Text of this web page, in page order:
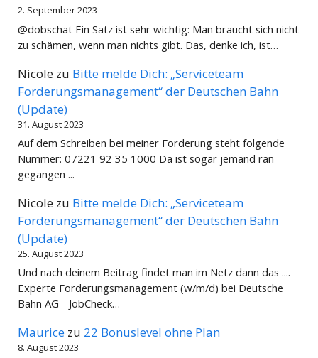
2. September 2023
@dobschat Ein Satz ist sehr wichtig: Man braucht sich nicht
zu schämen, wenn man nichts gibt. Das, denke ich, ist…
Nicole zu Bitte melde Dich: „Serviceteam
Forderungsmanagement“ der Deutschen Bahn
(Update)
31. August 2023
Auf dem Schreiben bei meiner Forderung steht folgende
Nummer: 07221 92 35 1000 Da ist sogar jemand ran
gegangen ...
Nicole zu Bitte melde Dich: „Serviceteam
Forderungsmanagement“ der Deutschen Bahn
(Update)
25. August 2023
Und nach deinem Beitrag findet man im Netz dann das ....
Experte Forderungsmanagement (w/m/d) bei Deutsche
Bahn AG - JobCheck…
Maurice zu 22 Bonuslevel ohne Plan
8. August 2023